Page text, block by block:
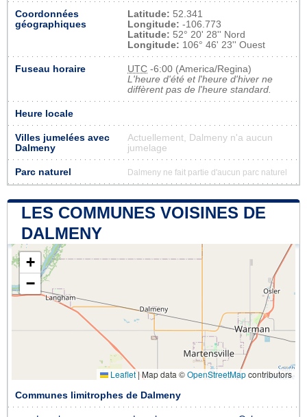
Coordonnées
géographiques
Latitude: 52.341
Longitude: -106.773
Latitude: 52° 20' 28'' Nord
Longitude: 106° 46' 23'' Ouest
Fuseau horaire UTC -6:00 (America/Regina)
L'heure d'été et l'heure d'hiver ne
diffèrent pas de l'heure standard.
Heure locale
Villes jumelées avec
Dalmeny
Actuellement, Dalmeny n'a aucun
jumelage
Parc naturel Dalmeny ne fait partie d'aucun parc naturel
LES COMMUNES VOISINES DE
DALMENY
+
−
Leaflet|Map data ©OpenStreetMapcontributors
Communes limitrophes de Dalmeny